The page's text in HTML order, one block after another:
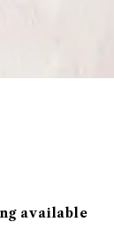
available